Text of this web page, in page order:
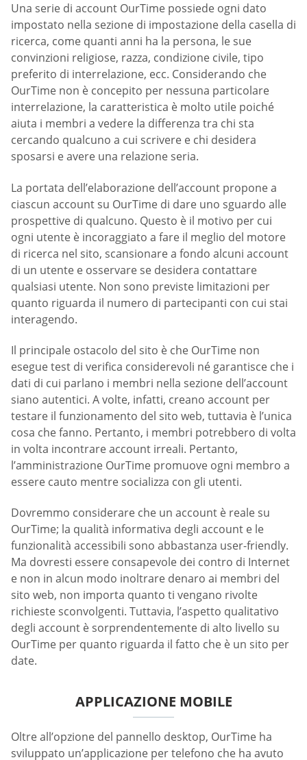
Una serie di account OurTime possiede ogni dato
impostato nella sezione di impostazione della casella di
ricerca, come quanti anni ha la persona, le sue
convinzioni religiose, razza, condizione civile, tipo
preferito di interrelazione, ecc. Considerando che
OurTime non è concepito per nessuna particolare
interrelazione, la caratteristica è molto utile poiché
aiuta i membri a vedere la differenza tra chi sta
cercando qualcuno a cui scrivere e chi desidera
sposarsi e avere una relazione seria.
La portata dell’elaborazione dell’account propone a
ciascun account su OurTime di dare uno sguardo alle
prospettive di qualcuno. Questo è il motivo per cui
ogni utente è incoraggiato a fare il meglio del motore
di ricerca nel sito, scansionare a fondo alcuni account
di un utente e osservare se desidera contattare
qualsiasi utente. Non sono previste limitazioni per
quanto riguarda il numero di partecipanti con cui stai
interagendo.
Il principale ostacolo del sito è che OurTime non
esegue test di verifica considerevoli né garantisce che i
dati di cui parlano i membri nella sezione dell’account
siano autentici. A volte, infatti, creano account per
testare il funzionamento del sito web, tuttavia è l’unica
cosa che fanno. Pertanto, i membri potrebbero di volta
in volta incontrare account irreali. Pertanto,
l’amministrazione OurTime promuove ogni membro a
essere cauto mentre socializza con gli utenti.
Dovremmo considerare che un account è reale su
OurTime; la qualità informativa degli account e le
funzionalità accessibili sono abbastanza user-friendly.
Ma dovresti essere consapevole dei contro di Internet
e non in alcun modo inoltrare denaro ai membri del
sito web, non importa quanto ti vengano rivolte
richieste sconvolgenti. Tuttavia, l’aspetto qualitativo
degli account è sorprendentemente di alto livello su
OurTime per quanto riguarda il fatto che è un sito per
date.
APPLICAZIONE MOBILE
Oltre all’opzione del pannello desktop, OurTime ha
sviluppato un’applicazione per telefono che ha avuto